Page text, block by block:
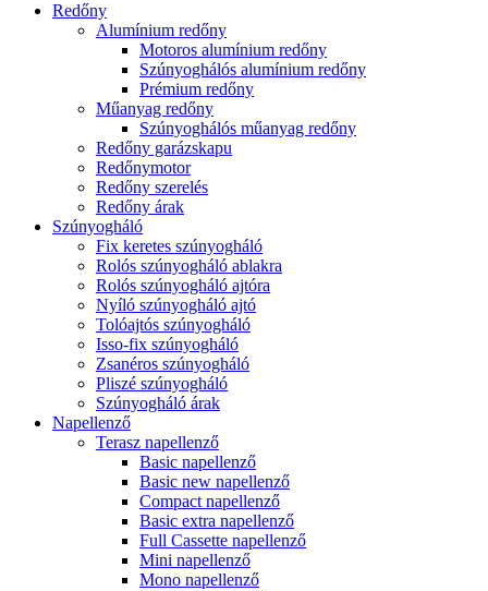
Redőny
Alumínium redőny
Motoros alumínium redőny
Szúnyoghálós alumínium redőny
Prémium redőny
Műanyag redőny
Szúnyoghálós műanyag redőny
Redőny garázskapu
Redőnymotor
Redőny szerelés
Redőny árak
Szúnyogháló
Fix keretes szúnyogháló
Rolós szúnyogháló ablakra
Rolós szúnyogháló ajtóra
Nyíló szúnyogháló ajtó
Tolóajtós szúnyogháló
Isso-fix szúnyogháló
Zsanéros szúnyogháló
Pliszé szúnyogháló
Szúnyogháló árak
Napellenző
Terasz napellenző
Basic napellenző
Basic new napellenző
Compact napellenző
Basic extra napellenző
Full Cassette napellenző
Mini napellenző
Mono napellenző